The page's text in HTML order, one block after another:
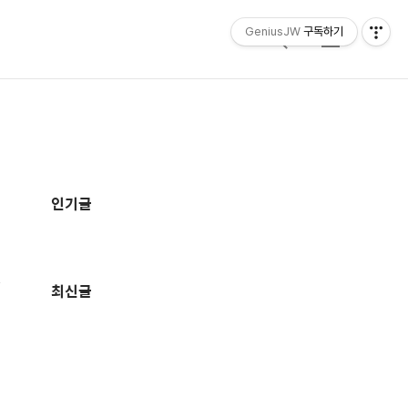
검
메
가
인기글
최신글
GeniusJW 구독하기